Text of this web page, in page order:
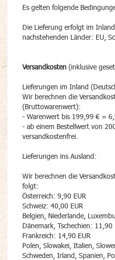
Es gelten folgende
Die Lieferung erfolgt im
nachstehenden Länder: EU,
Versandkosten (inklusive
Lieferungen im Inland
Wir berechnen die
(Bruttowarenwert):
- Warenwert bis 199,99 € =
- ab einem Bestellwert von
versandkostenfrei.
Lieferungen ins Ausland:
Wir berechnen die
folgt:
Österreich: 9,90 EUR
Schweiz: 40,00 EUR
Belgien, Niederlande,
Dänemark, Tschechien: 11,90
Frankreich: 14,90 EUR
Polen, Slowakei, Italien,
Schweden, Irland, Spanien,